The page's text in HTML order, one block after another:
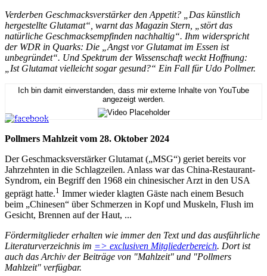
Verderben Geschmacksverstärker den Appetit? „Das künstlich
hergestellte Glutamat“, warnt das Magazin Stern, „stört das
natürliche Geschmacksempfinden nachhaltig“. Ihm widerspricht
der WDR in Quarks: Die „Angst vor Glutamat im Essen ist
unbegründet“. Und Spektrum der Wissenschaft weckt Hoffnung:
„Ist Glutamat vielleicht sogar gesund?“ Ein Fall für Udo Pollmer.
Ich bin damit einverstanden, dass mir externe Inhalte von YouTube
angezeigt werden.
Pollmers Mahlzeit vom 28. Oktober 2024
Der Geschmacksverstärker Glutamat („MSG“) geriet bereits vor
Jahrzehnten in die Schlagzeilen. Anlass war das China-Restaurant-
Syndrom, ein Begriff den 1968 ein chinesischer Arzt in den USA
geprägt hatte.1 Immer wieder klagten Gäste nach einem Besuch
beim „Chinesen“ über Schmerzen in Kopf und Muskeln, Flush im
Gesicht, Brennen auf der Haut, ...
Fördermitglieder erhalten wie immer den Text und das ausführliche
Literaturverzeichnis im => exclusiven Mitgliederbereich. Dort ist
auch das Archiv der Beiträge von "Mahlzeit" und "Pollmers
Mahlzeit" verfügbar.